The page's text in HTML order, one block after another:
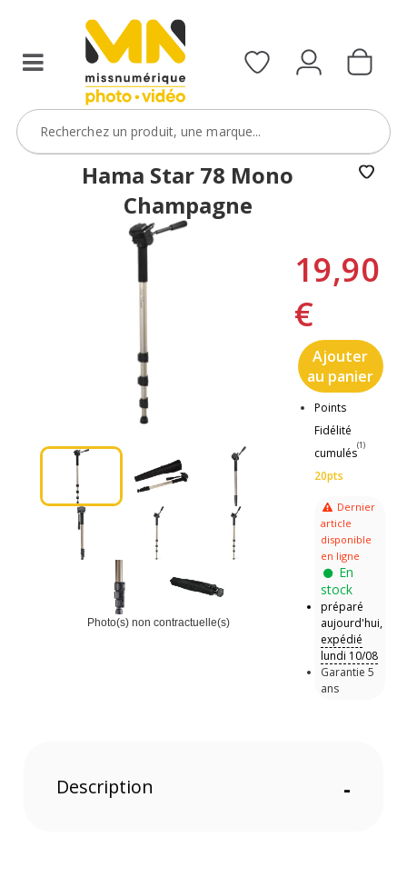
Hama Star 78 Mono
Champagne
Photo(s) non contractuelle(s)
19,90
€
Ajouter
au panier
Points
Fidélité
cumulés
(1)
20pts
Dernier
article
disponible
en ligne
En
stock
préparé
aujourd'hui,
expédié
lundi 10/08
Garantie 5
ans
Description -